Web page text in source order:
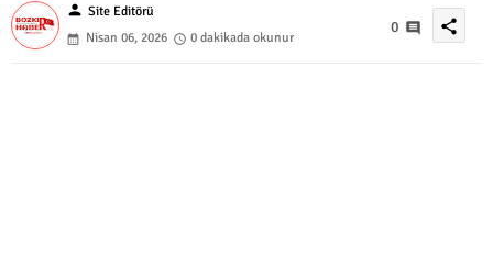
person Site Editörü
Nisan 06, 2026
0 dakikada okunur
0 share